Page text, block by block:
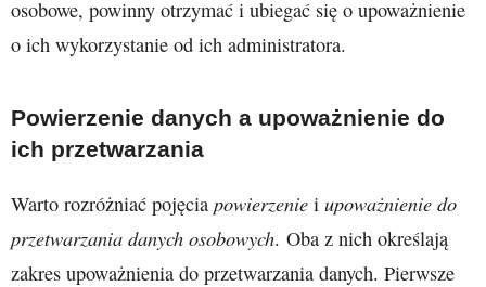
osobowe, powinny otrzymać i ubiegać się o upoważnienie
o ich wykorzystanie od ich administratora.
Powierzenie danych a upoważnienie do
ich przetwarzania
Warto rozróżniać pojęcia powierzenie i upoważnienie do
przetwarzania danych osobowych. Oba z nich określają
zakres upoważnienia do przetwarzania danych. Pierwsze